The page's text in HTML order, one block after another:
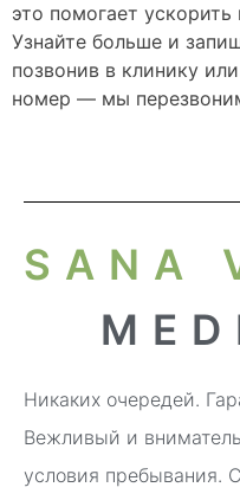
это помогает
Узнайте больше и
позвонив в клинику
номер — мы
SANA
Никаких очередей.
Вежливый и
условия пребывания.